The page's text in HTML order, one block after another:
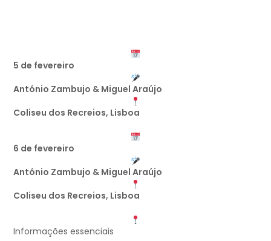
5 de fevereiro
António Zambujo & Miguel Araújo
Coliseu dos Recreios, Lisboa
6 de fevereiro
António Zambujo & Miguel Araújo
Coliseu dos Recreios, Lisboa
Informações essenciais